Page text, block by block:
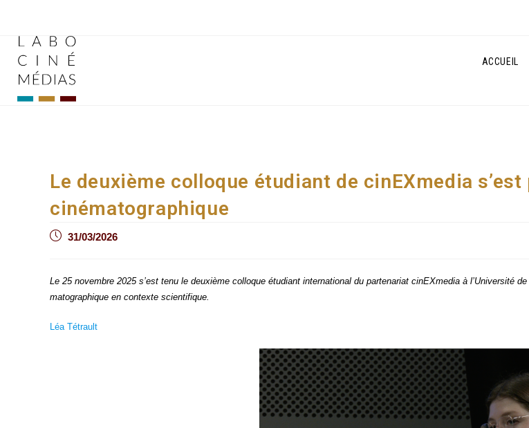
contenu
ACCUEIL
Le deuxième colloque étudiant de cinEXmedia s’est
cinématographique
Post31/03/2026
Le 25 novembre 2025 s’est tenu le deuxième col­loque étu­diant inter­na­tio­nal du par­te­na­riat cinEXme­dia à l’Université
ma­to­gra­phique en contexte scientifique.
Léa Tétrault